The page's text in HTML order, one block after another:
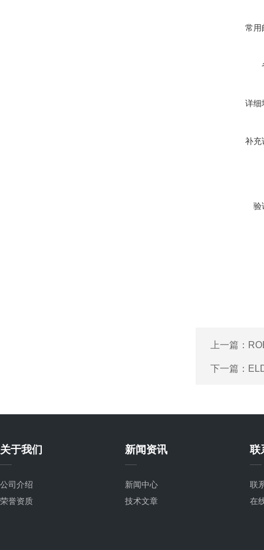
常用
详细
补充
验
上一篇：
下一篇：
关于我们
公司介绍
荣誉资质
新闻资讯
新闻中心
技术文章
联
联
在